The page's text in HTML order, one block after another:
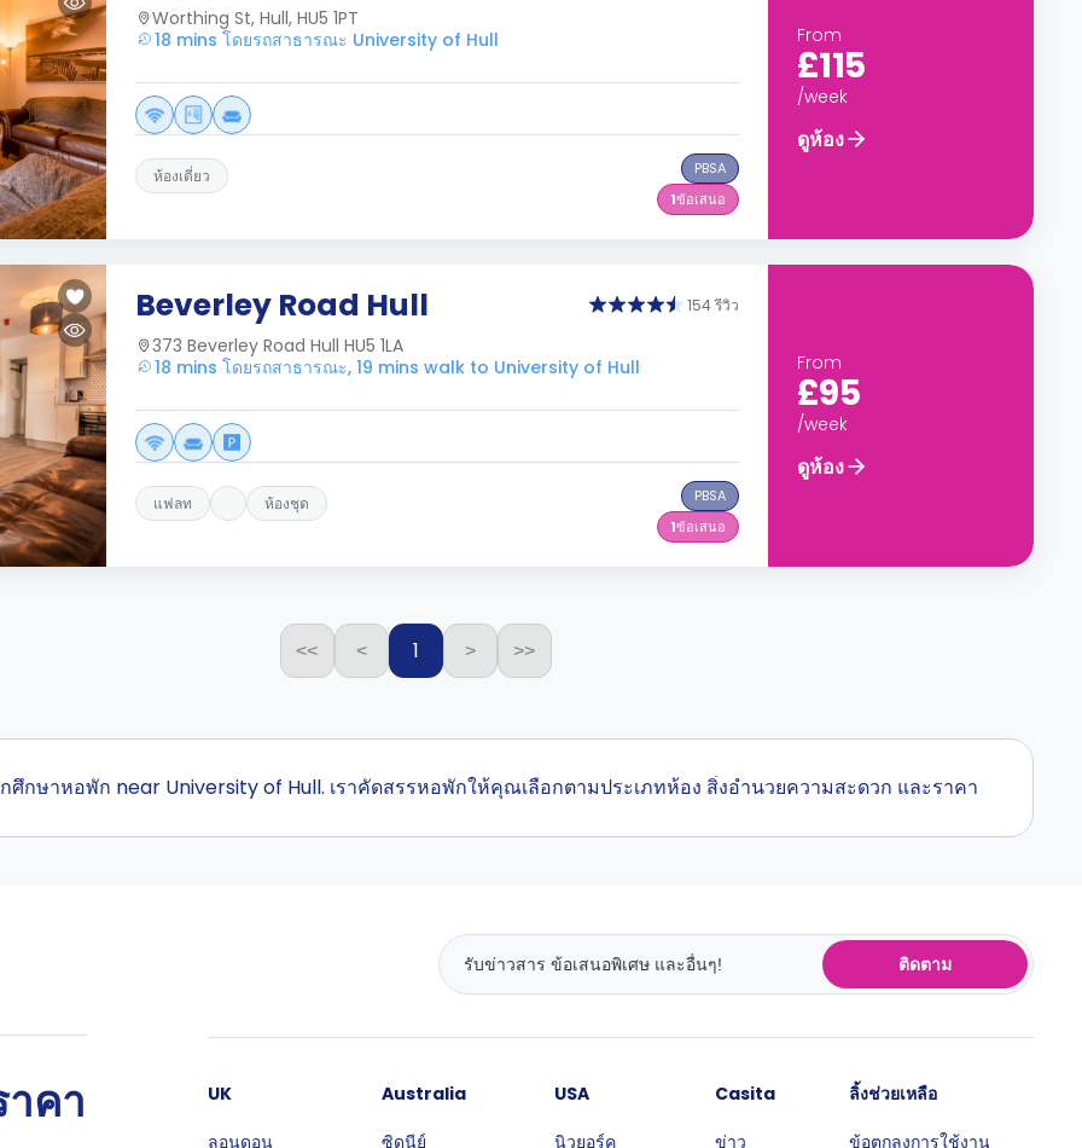
Worthing St, Hull, HU5 1PT
18 mins โดยรถสาธารณะ University of Hull
ห้องเดี่ยว
PBSA
1ข้อเสนอ
From
£115
/week
ดูห้อง
Beverley Road Hull 154 รีวิว
373 Beverley Road Hull HU5 1LA
18 mins โดยรถสาธารณะ, 19 mins walk to University of Hull
แฟลท ห้องชุด
PBSA
1ข้อเสนอ
From
£95
/week
ดูห้อง
<< < 1 > >>
ศึกษาหอพัก near University of Hull. เราคัดสรรหอพักให้คุณเลือกตามประเภทห้อง สิ่งอำนวยความสะดวก และราคา
ติดตาม
คา
UK
ลอนดอน
Australia
ซิดนีย์
USA
นิวยอร์ค
Casita
ข่าว
ลิ้งช่วยเหลือ
ข้อตกลงการใช้งาน